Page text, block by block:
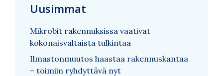
Uusimmat
Mikrobit rakennuksissa vaativat
kokonaisvaltaista tulkintaa
Ilmastonmuutos haastaa rakennuskantaa
– toimiin ryhdyttävä nyt